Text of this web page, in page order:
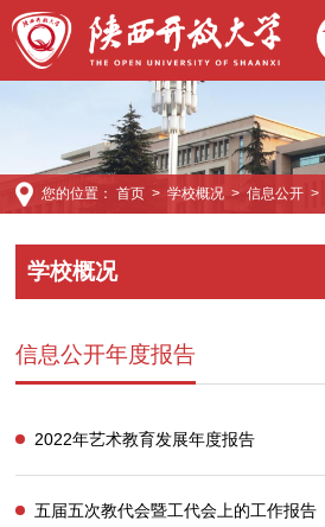
您的位置： 首页> 学校概况> 信息公开>
学校概况
信息公开年度报告
2022年艺术教育发展年度报告
五届五次教代会暨工代会上的工作报告